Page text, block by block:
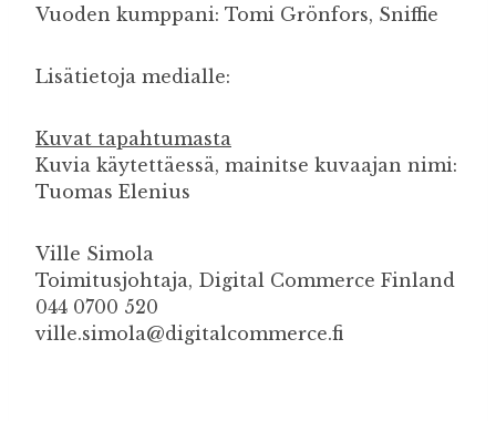
Vuoden kumppani: Tomi Grönfors, Sniffie
Lisätietoja medialle:
Kuvat tapahtumasta
Kuvia käytettäessä, mainitse kuvaajan nimi:
Tuomas Elenius
Ville Simola
Toimitusjohtaja, Digital Commerce Finland
044 0700 520
ville.simola@digitalcommerce.fi